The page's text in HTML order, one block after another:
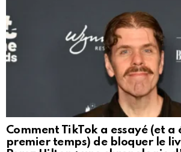
Comment TikTok a essayé (et a
premier temps) de bloquer le